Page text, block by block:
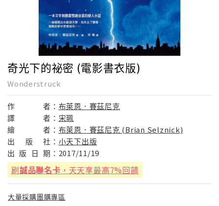
奇光下的祕密 (電影書衣版)
Wonderstruck
作 者： 布萊恩．賽茲尼克
譯
者： 宋珮
繪
者： 布萊恩．賽茲尼克 (Brian Selznick)
出
版 社： 小天下出版
出 版 日 期： 2017/11/19
刷誠品聯名卡 ，天天享最高7%回饋
大量採購團購專區